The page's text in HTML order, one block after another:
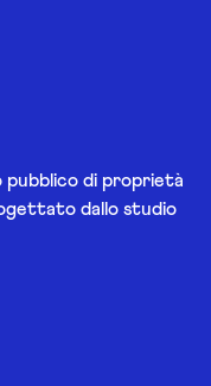
pubblico di proprietà
dallo studio